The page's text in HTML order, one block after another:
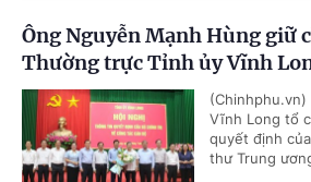
Ông Nguyễn Mạnh Hùng giữ
Thường trực Tỉnh ủy Vĩnh
Vĩnh Long tổ
quyết định
thư Trung